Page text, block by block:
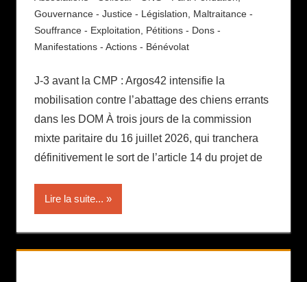
Gouvernance - Justice - Législation
Maltraitance -
Souffrance - Exploitation
Pétitions - Dons -
Manifestations - Actions - Bénévolat
J-3 avant la CMP : Argos42 intensifie la
mobilisation contre l’abattage des chiens errants
dans les DOM À trois jours de la commission
mixte paritaire du 16 juillet 2026, qui tranchera
définitivement le sort de l’article 14 du projet de
Lire la suite...